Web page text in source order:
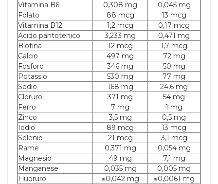
Vitamina B6 0,308 mg
0,045 mg
Folato
88 mcg
13 mcg
Vitamina B12
1,2 mcg
0,17 mcg
Acido pantotenico
3,233 mg
0,471 mg
Biotina
12 mcg
1,7 mcg
Calcio
497 mg
72 mg
Fosforo
346 mg
50 mg
Potassio
530 mg
77 mg
Sodio
168 mg
24,6 mg
Cloruro
371 mg
54 mg
Ferro
7 mg
1 mg
Zinco
3,5 mg
0,5 mg
Iodio
89 mcg
13 mcg
Selenio
21 mcg
3,1 mcg
Rame
0,371 mg
0,054 mg
Magnesio
49 mg
7,1 mg
Manganese
0,035 mg
0,005 mg
Fluoruro
≤0,042 mg
≤0,0061 mg